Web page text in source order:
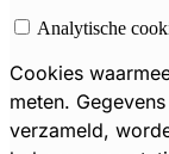
Analytische
Cookies
meten.
verzameld,